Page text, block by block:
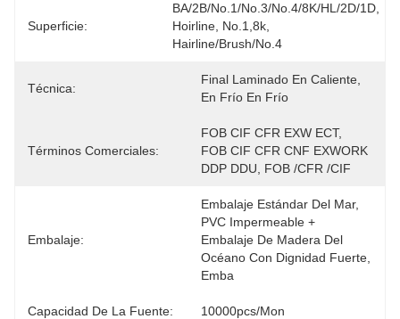
Superficie:
BA/2B/No.1/No.3/No.4/8K/HL/2D/1D,
Hoirline, No.1,8k,
Hairline/Brush/No.4
Técnica:
Final Laminado En Caliente,
En Frío En Frío
Términos Comerciales:
FOB CIF CFR EXW ECT,
FOB CIF CFR CNF EXWORK
DDP DDU, FOB /CFR /CIF
Embalaje:
Embalaje Estándar Del Mar,
PVC Impermeable +
Embalaje De Madera Del
Océano Con Dignidad Fuerte,
Emba
Capacidad De La Fuente: 10000pcs/mon